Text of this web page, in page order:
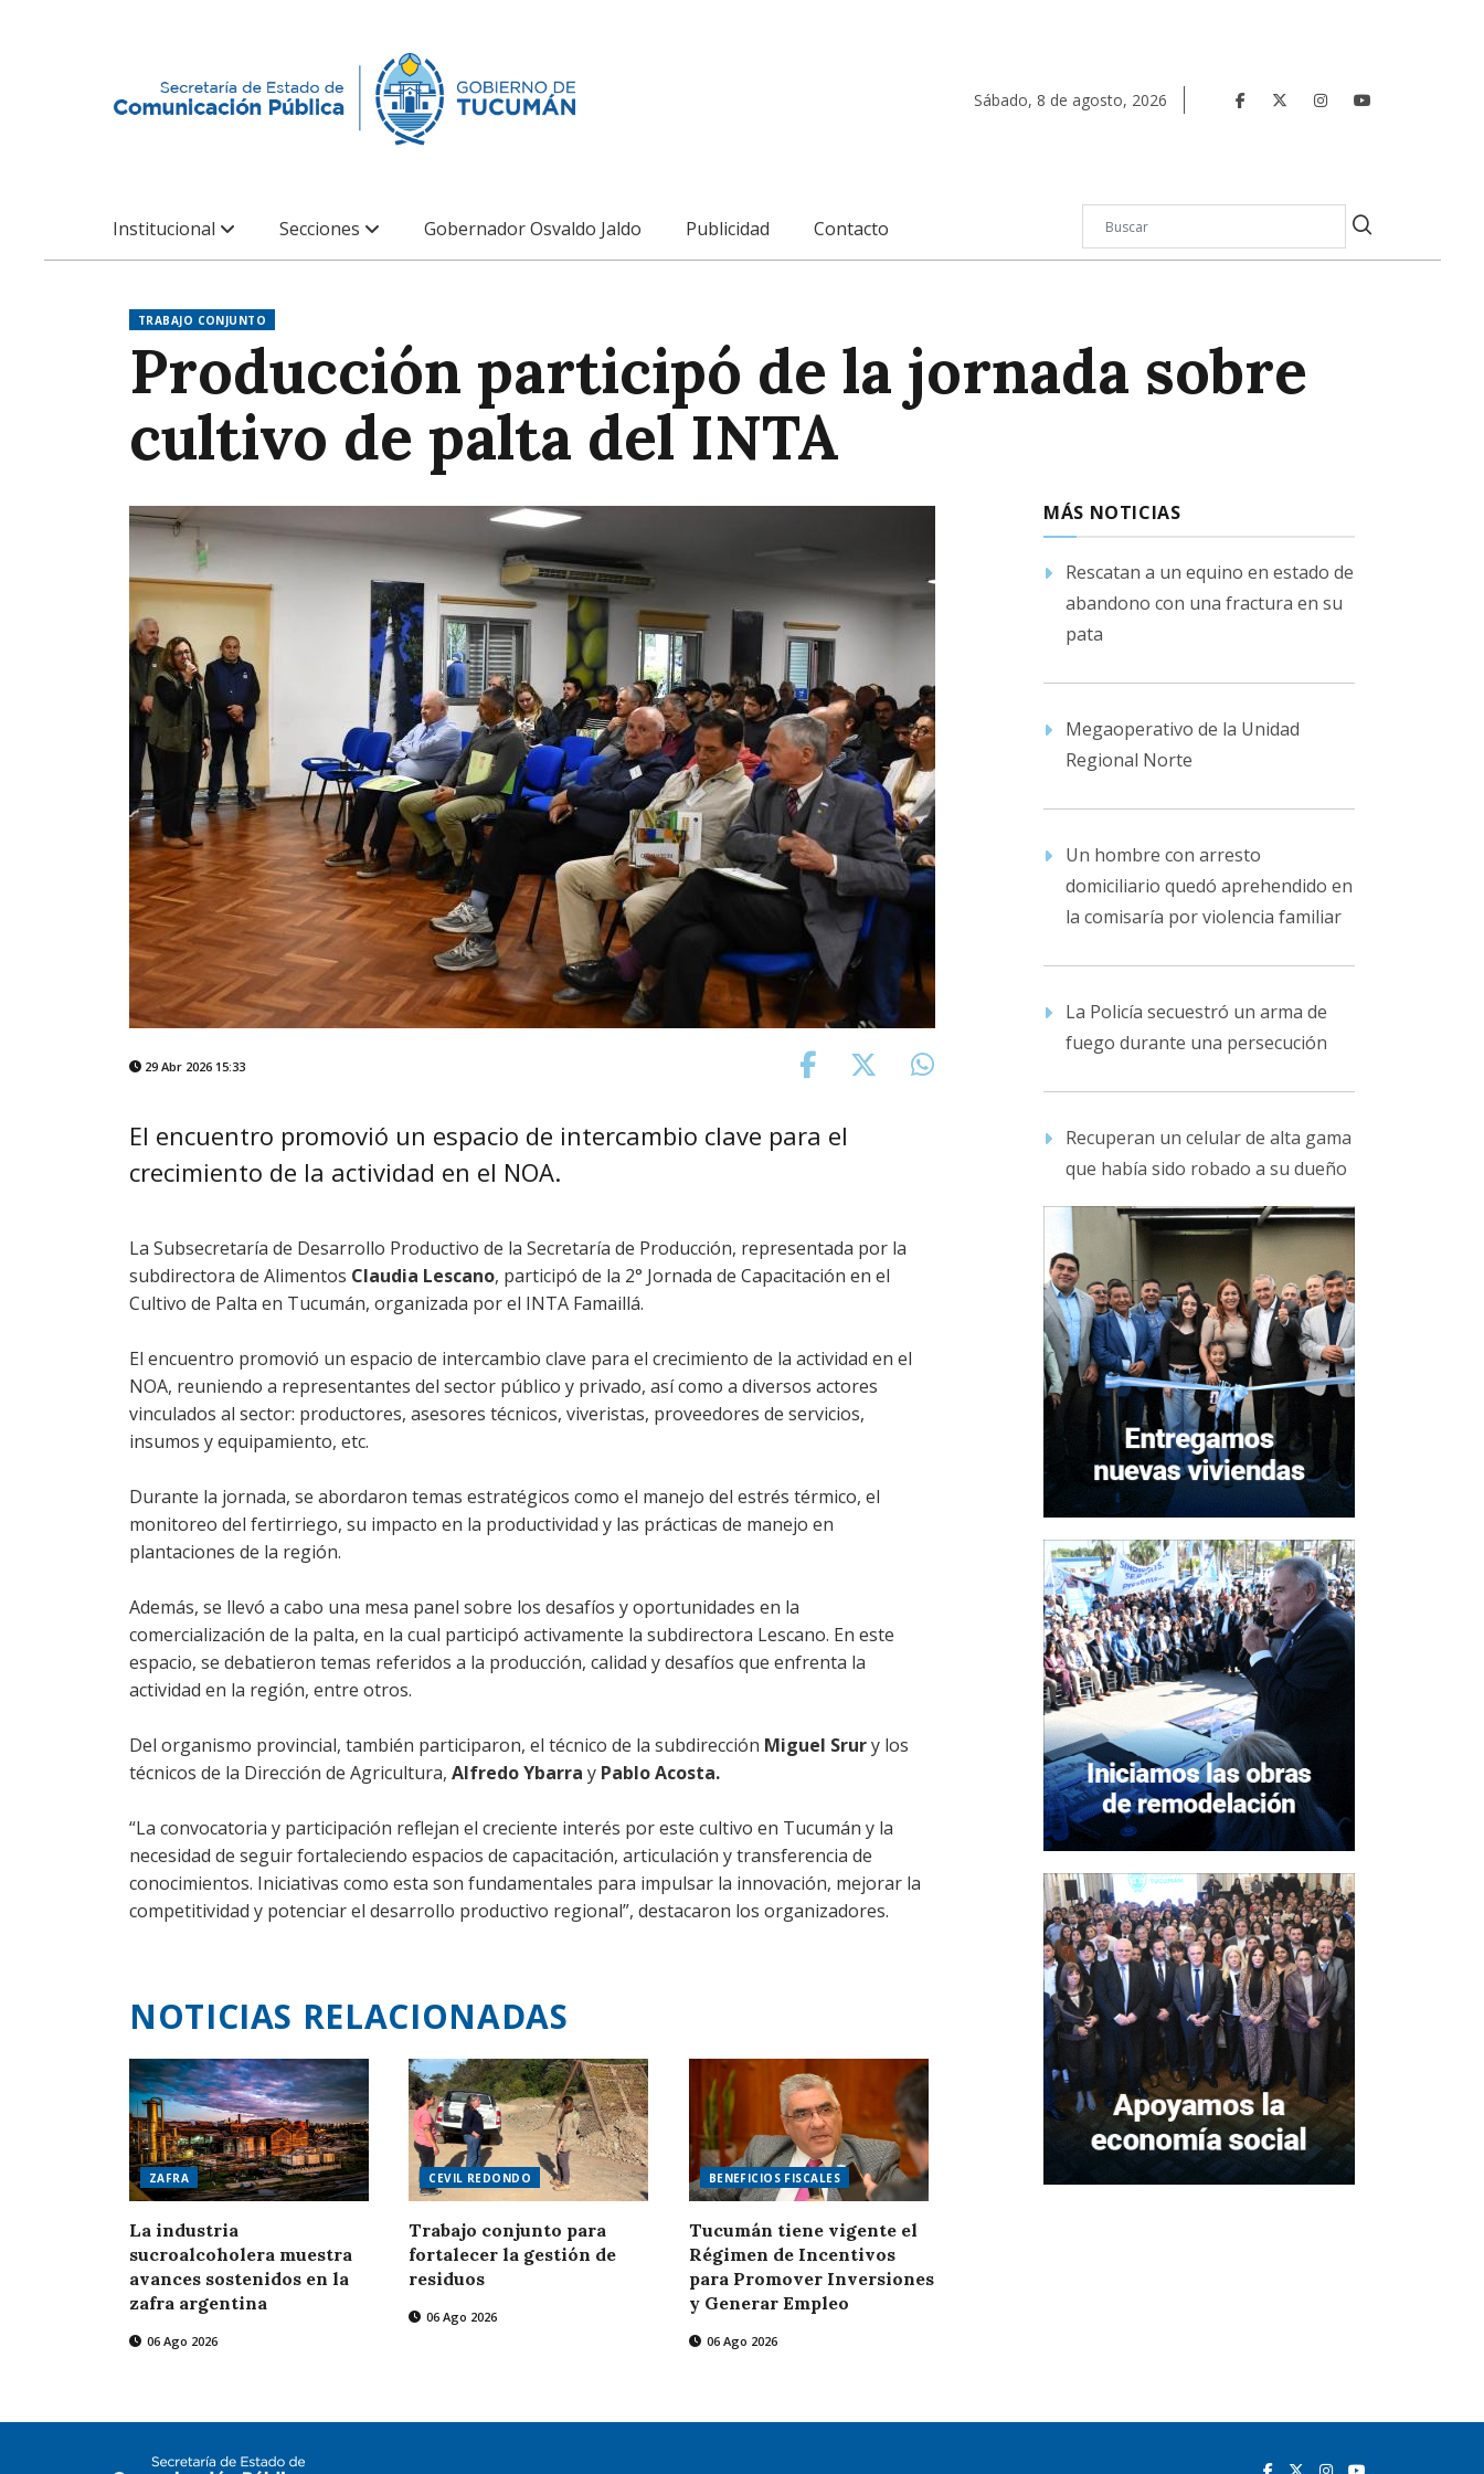
Sábado, 8 de agosto, 2026
Institucional Secciones Gobernador Osvaldo Jaldo Publicidad Contacto
TRABAJO CONJUNTO
Producción participó de la jornada sobre
cultivo de palta del INTA
29 Abr 2026 15:33
El encuentro promovió un espacio de intercambio clave para el
crecimiento de la actividad en el NOA.
La Subsecretaría de Desarrollo Productivo de la Secretaría de Producción, representada por la
subdirectora de Alimentos Claudia Lescano, participó de la 2° Jornada de Capacitación en el
Cultivo de Palta en Tucumán, organizada por el INTA Famaillá.
El encuentro promovió un espacio de intercambio clave para el crecimiento de la actividad en el
NOA, reuniendo a representantes del sector público y privado, así como a diversos actores
vinculados al sector: productores, asesores técnicos, viveristas, proveedores de servicios,
insumos y equipamiento, etc.
Durante la jornada, se abordaron temas estratégicos como el manejo del estrés térmico, el
monitoreo del fertirriego, su impacto en la productividad y las prácticas de manejo en
plantaciones de la región.
Además, se llevó a cabo una mesa panel sobre los desafíos y oportunidades en la
comercialización de la palta, en la cual participó activamente la subdirectora Lescano. En este
espacio, se debatieron temas referidos a la producción, calidad y desafíos que enfrenta la
actividad en la región, entre otros.
Del organismo provincial, también participaron, el técnico de la subdirección Miguel Srury los
técnicos de la Dirección de Agricultura, Alfredo Ybarra y Pablo Acosta.
“La convocatoria y participación reflejan el creciente interés por este cultivo en Tucumán y la
necesidad de seguir fortaleciendo espacios de capacitación, articulación y transferencia de
conocimientos. Iniciativas como esta son fundamentales para impulsar la innovación, mejorar la
competitividad y potenciar el desarrollo productivo regional”, destacaron los organizadores.
NOTICIAS RELACIONADAS
ZAFRA
La industria
sucroalcoholera muestra
avances sostenidos en la
zafra argentina
06 Ago 2026
CEVIL REDONDO
Trabajo conjunto para
fortalecer la gestión de
residuos
06 Ago 2026
BENEFICIOS FISCALES
Tucumán tiene vigente el
Régimen de Incentivos
para Promover Inversiones
y Generar Empleo
06 Ago 2026
MÁS NOTICIAS
Rescatan a un equino en estado de
abandono con una fractura en su
pata
Megaoperativo de la Unidad
Regional Norte
Un hombre con arresto
domiciliario quedó aprehendido en
la comisaría por violencia familiar
La Policía secuestró un arma de
fuego durante una persecución
Recuperan un celular de alta gama
que había sido robado a su dueño